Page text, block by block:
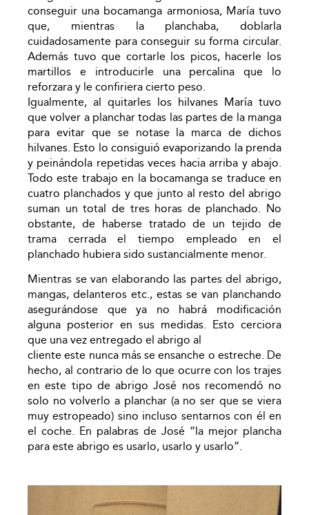
conseguir una bocamanga armoniosa, María tuvo
que, mientras la planchaba, doblarla
cuidadosamente para conseguir su forma circular.
Además tuvo que cortarle los picos, hacerle los
martillos e introducirle una percalina que lo
reforzara y le confiriera cierto peso.
Igualmente, al quitarles los hilvanes María tuvo
que volver a planchar todas las partes de la manga
para evitar que se notase la marca de dichos
hilvanes. Esto lo consiguió evaporizando la prenda
y peinándola repetidas veces hacia arriba y abajo.
Todo este trabajo en la bocamanga se traduce en
cuatro planchados y que junto al resto del abrigo
suman un total de tres horas de planchado. No
obstante, de haberse tratado de un tejido de
trama cerrada el tiempo empleado en el
planchado hubiera sido sustancialmente menor.
Mientras se van elaborando las partes del abrigo,
mangas, delanteros etc., estas se van planchando
asegurándose que ya no habrá modificación
alguna posterior en sus medidas. Esto cerciora
que una vez entregado el abrigo al
cliente este nunca más se ensanche o estreche. De
hecho, al contrario de lo que ocurre con los trajes
en este tipo de abrigo José nos recomendó no
solo no volverlo a planchar (a no ser que se viera
muy estropeado) sino incluso sentarnos con él en
el coche. En palabras de José “la mejor plancha
para este abrigo es usarlo, usarlo y usarlo”.